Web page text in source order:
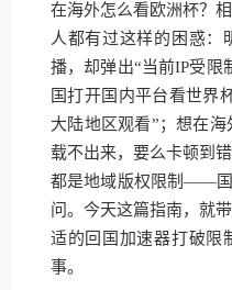
在海外怎么看欧洲杯？
人都有过这样的困惑：
播，却弹出“当前IP受限
国打开国内平台看世界
大陆地区观看”；想在
载不出来，要么卡顿到
都是地域版权限制——国
问。今天这篇指南，就
适的回国加速器打破限
事。